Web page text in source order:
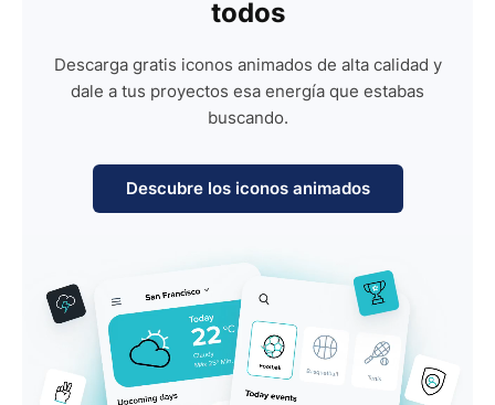
todos
Descarga gratis iconos animados de alta calidad y
dale a tus proyectos esa energía que estabas
buscando.
Descubre los iconos animados